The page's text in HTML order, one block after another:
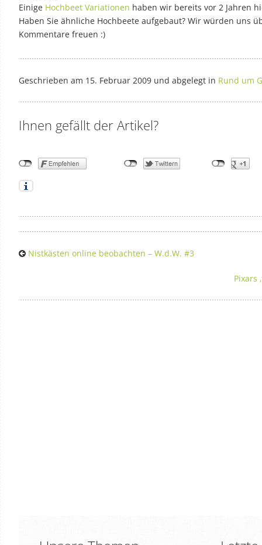
Einige Hochbeet Variationen haben wir bereits vor 2 Jahren
Haben Sie ähnliche Hochbeete aufgebaut? Wir würden uns
Kommentare freuen :)
Geschrieben am 15. Februar 2009 und abgelegt in Rund um
Ihnen gefällt der Artikel?
Nistkästen online beobachten – W.d.W. #3
Pixars